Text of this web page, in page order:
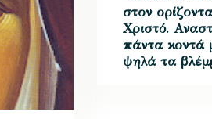
στον
Χριστό.
πάντα κοντά
ψηλά τα